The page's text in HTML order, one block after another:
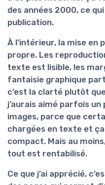
des années 2000, ce
publication.
À l’intérieur, la mise en
propre. Les
texte est lisible, les
fantaisie graphique
c’est la clarté plutôt
j’aurais aimé parfois un
images, parce que
chargées en texte et
compact. Mais au
tout est rentabilisé.
Ce que j’ai apprécié,